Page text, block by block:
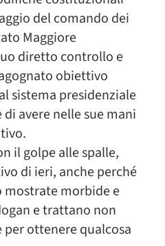
del comando dei
Maggiore
diretto controllo e
obiettivo
sistema presidenziale
avere nelle sue mani
il golpe alle spalle,
di ieri, anche perché
mostrate morbide e
e trattano non
ottenere qualcosa